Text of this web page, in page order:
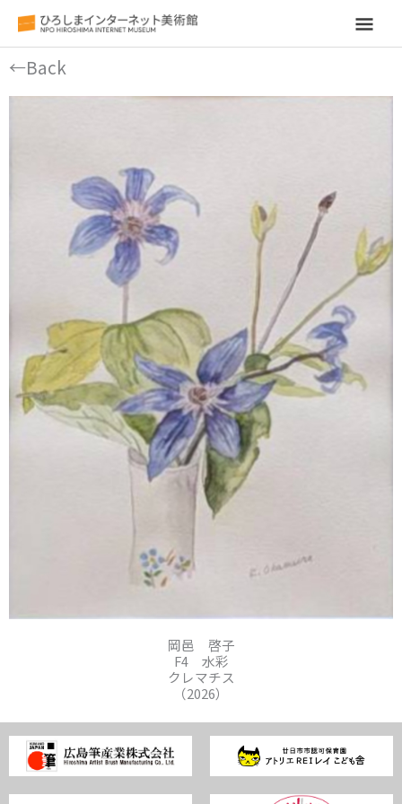
メ
ン
ュ
ー
←Back
岡邑 啓子
F4 水彩
クレマチス
（2026）